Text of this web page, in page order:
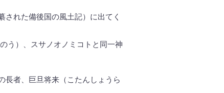
された備後国の風土記）に出てく
う）、スサノオノミコトと同一神
長者、巨旦将来（こたんしょうら